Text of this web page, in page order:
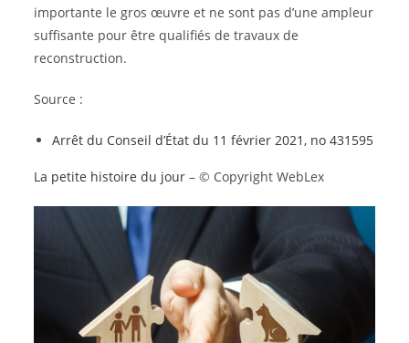
importante le gros œuvre et ne sont pas d’une ampleur
suffisante pour être qualifiés de travaux de
reconstruction.
Source :
Arrêt du Conseil d’État du 11 février 2021, no 431595
La petite histoire du jour – © Copyright WebLex